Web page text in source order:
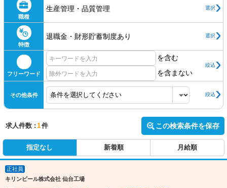
職種
生産管理・品質管理 選択
特徴
退職金・財形貯蓄制度あり 選択
フリーワード
を含む
を含まない
絞込
その他条件 絞込
求人件数 : 1件 この検索条件を保存
指定なし 新着順 月給順
正社員
キリンビール株式会社 仙台工場